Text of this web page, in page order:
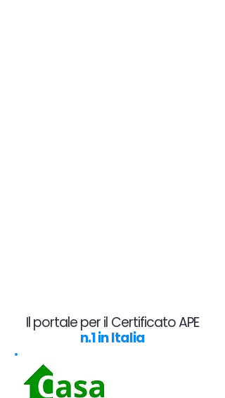
Il portale per il Certificato APE
n.1 in Italia